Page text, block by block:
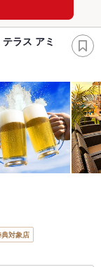
ラス アミ
対象店